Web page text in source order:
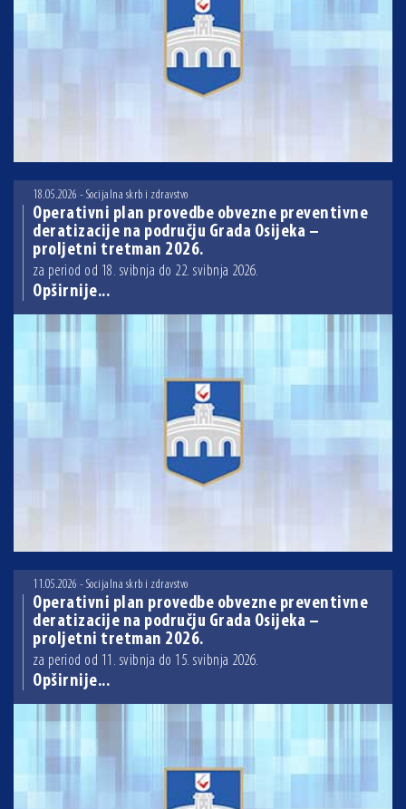
18.05.2026 - Socijalna skrb i zdravstvo
Operativni plan provedbe obvezne preventivne
deratizacije na području Grada Osijeka –
proljetni tretman 2026.
za period od 18. svibnja do 22. svibnja 2026.
Opširnije...
11.05.2026 - Socijalna skrb i zdravstvo
Operativni plan provedbe obvezne preventivne
deratizacije na području Grada Osijeka –
proljetni tretman 2026.
za period od 11. svibnja do 15. svibnja 2026.
Opširnije...